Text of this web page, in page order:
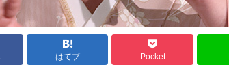
はてブ Pocket